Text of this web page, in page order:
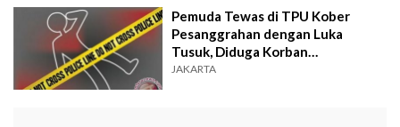
Pemuda Tewas di TPU Kober
Pesanggrahan dengan Luka
Tusuk, Diduga Korban
Pembunuhan
JAKARTA